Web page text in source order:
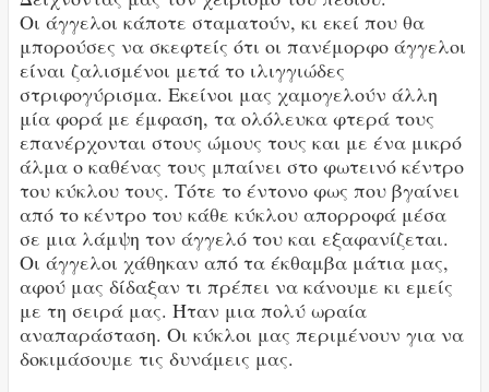
Οι άγγελοι κάποτε σταματούν, κι εκεί που θα
μπορούσες να σκεφτείς ότι οι πανέμορφο άγγελοι
είναι ζαλισμένοι μετά το ιλιγγιώδες
στριφογύρισμα. Εκείνοι μας χαμογελούν άλλη
μία φορά με έμφαση, τα ολόλευκα φτερά τους
επανέρχονται στους ώμους τους και με ένα μικρό
άλμα ο καθένας τους μπαίνει στο φωτεινό κέντρο
του κύκλου τους. Τότε το έντονο φως που βγαίνει
από το κέντρο του κάθε κύκλου απορροφά μέσα
σε μια λάμψη τον άγγελό του και εξαφανίζεται.
Οι άγγελοι χάθηκαν από τα έκθαμβα μάτια μας,
αφού μας δίδαξαν τι πρέπει να κάνουμε κι εμείς
με τη σειρά μας. Ήταν μια πολύ ωραία
αναπαράσταση. Οι κύκλοι μας περιμένουν για να
δοκιμάσουμε τις δυνάμεις μας.